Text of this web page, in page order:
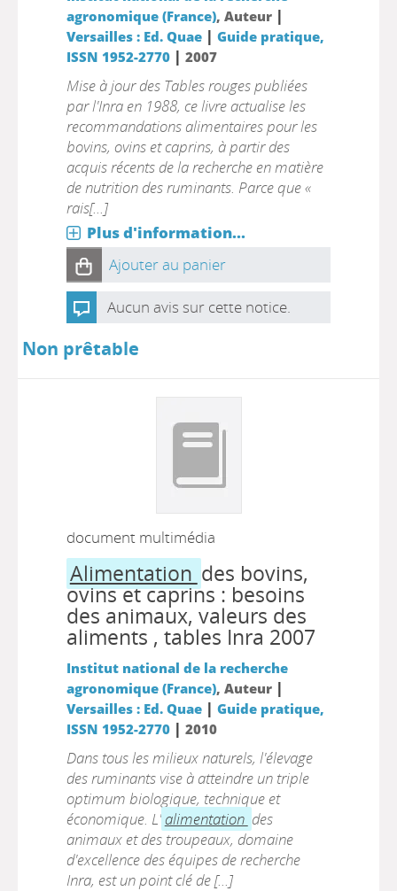
agronomique (France), Auteur |
Versailles : Ed. Quae| Guide pratique,
ISSN 1952-2770| 2007
Mise à jour des Tables rouges publiées
par l'Inra en 1988, ce livre actualise les
recommandations alimentaires pour les
bovins, ovins et caprins, à partir des
acquis récents de la recherche en matière
de nutrition des ruminants. Parce que «
rais[...]
Plus d'information...
Ajouter au panier
Aucun avis sur cette notice.
Non prêtable
document multimédia
Alimentation des bovins,
ovins et caprins : besoins
des animaux, valeurs des
aliments , tables Inra 2007
Institut national de la recherche
agronomique (France), Auteur |
Versailles : Ed. Quae| Guide pratique,
ISSN 1952-2770| 2010
Dans tous les milieux naturels, l'élevage
des ruminants vise à atteindre un triple
optimum biologique, technique et
économique. L' alimentation des
animaux et des troupeaux, domaine
d'excellence des équipes de recherche
Inra, est un point clé de [...]